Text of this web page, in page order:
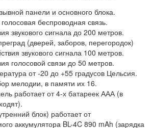
панели и основного блока.
беспроводная связь.
звукового сигнала до 200 метров.
(дверей, заборов, перегородок)
звукового сигнала 100 метров.
голосовой связи до 50 метров.
от -20 до +55 градусов Цельсия.
мелодии, в памяти их 16.
работает от 4-х батареек ААА (в
блок) работает от
аккумулятора BL-4C 890 mAh (зарядка